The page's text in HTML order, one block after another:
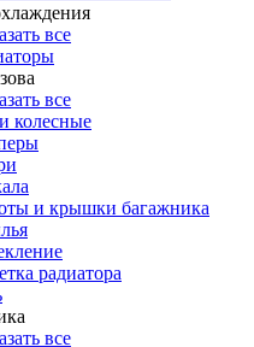
все
все
колесные
и крышки багажника
радиатора
все